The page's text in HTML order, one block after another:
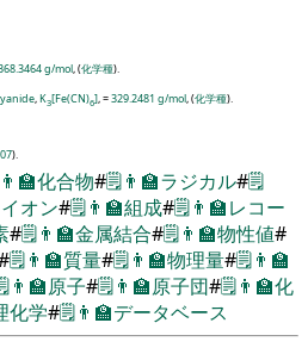
g/mol, (化学種).
,K3[Fe(CN)6],=329.2481 g/mol, (化学種).
).
👨‍🏫化合物#🗒️👨‍🏫ラジカル#🗒️
イオン#🗒️👨‍🏫組成#🗒️👨‍🏫レコー
#🗒️👨‍🏫金属結合#🗒️👨‍🏫物性値#
🗒️👨‍🏫質量#🗒️👨‍🏫物理量#🗒️👨‍🏫
👨‍🏫原子#🗒️👨‍🏫原子団#🗒️👨‍🏫化
化学#🗒️👨‍🏫データベース